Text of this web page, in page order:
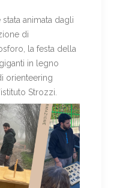
animata dagli
di
la festa della
in legno
orienteering
Strozzi.